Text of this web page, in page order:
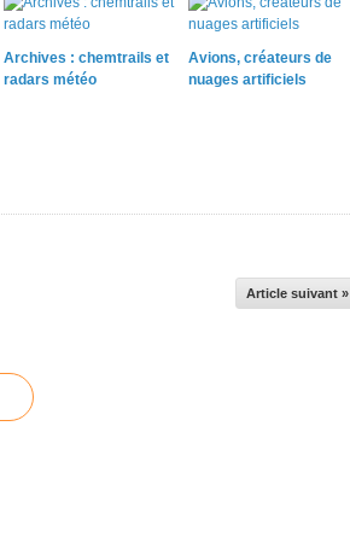
Archives : chemtrails et
radars météo
Avions, créateurs de
nuages artificiels
Article suivant »